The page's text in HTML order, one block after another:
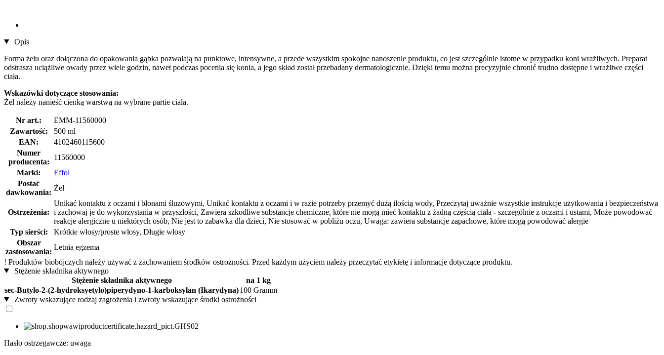
Opis
Forma żelu oraz dołączona do opakowania gąbka pozwalają na punktowe, intensywne, a przede wszystkim spokojne nanoszenie produktu, co jest szczególnie istotne w przypadku koni wrażliwych. Preparat
odstrasza uciążliwe owady przez wiele godzin, nawet podczas pocenia się konia, a jego skład został przebadany dermatologicznie. Dzięki temu można precyzyjnie chronić trudno dostępne i wrażliwe części
ciała.
Wskazówki dotyczące stosowania:
Żel należy nanieść cienką warstwą na wybrane partie ciała.
Nr art.:
EMM-11560000
Zawartość:
500 ml
EAN:
4102460115600
Numer
producenta:
11560000
Marki:
Effol
Postać
dawkowania:
Żel
Ostrzeżenia:
Unikać kontaktu z oczami i błonami śluzowymi, Unikać kontaktu z oczami i w razie potrzeby przemyć dużą ilością wody, Przeczytaj uważnie wszystkie instrukcje użytkowania i bezpieczeństwa
i zachowaj je do wykorzystania w przyszłości, Zawiera szkodliwe substancje chemiczne, które nie mogą mieć kontaktu z żadną częścią ciała - szczególnie z oczami i ustami, Może powodować
reakcje alergiczne u niektórych osób, Nie jest to zabawka dla dzieci, Nie stosować w pobliżu oczu, Uwaga: zawiera substancje zapachowe, które mogą powodować alergie
Typ sierści:
Krótkie włosy/proste włosy, Długie włosy
Obszar
zastosowania:
Letnia egzema
! Produktów biobójczych należy używać z zachowaniem środków ostrożności. Przed każdym użyciem należy przeczytać etykietę i informacje dotyczące produktu.
Stężenie składnika aktywnego
Stężenie składnika aktywnego
na 1 kg
sec-Butylo-2-(2-hydroksyetylo)piperydyno-1-karboksylan (Ikarydyna)100 Gramm
Zwroty wskazujące rodzaj zagrożenia i zwroty wskazujące środki ostrożności
Hasło ostrzegawcze: uwaga